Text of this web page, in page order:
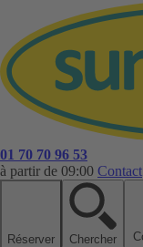
01 70 70 96 53
à partir de 09:00 Contact
Réserver Chercher